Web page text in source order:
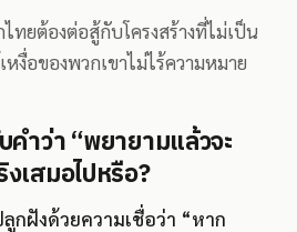
ทยต้องต่อสู้กับโครงสร้างที่ไม่เป็น
หงื่อของพวกเขาไม่ไร้ความหมาย
คำว่า “พยายามแล้วจะ
เสมอไปหรือ?
กฝังด้วยความเชื่อว่า “หาก